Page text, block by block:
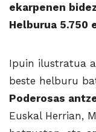
ekarpenen
Helburua 5.750
Ipuin ilustratua
beste helburu
Poderosas
Euskal Herrian,